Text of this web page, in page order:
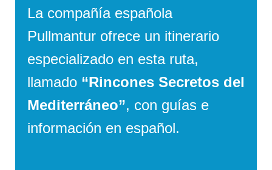
La compañía española
Pullmantur ofrece un itinerario
especializado en esta ruta,
llamado “Rincones Secretos del
Mediterráneo”, con guías e
información en español.